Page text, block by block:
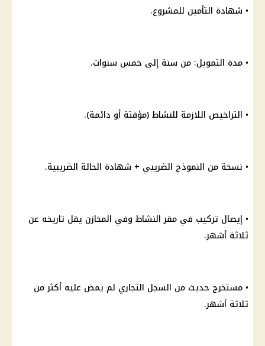
• شهادة التأمين للمشروع.
• مدة التمويل: من سنة إلى خمس سنوات.
• التراخيص اللازمة للنشاط (مؤقتة أو دائمة).
• نسخة من النموذج الضريبي + شهادة الحالة الضريبية.
• إيصال تركيب في مقر النشاط وفي المخازن يقل تاريخه عن
ثلاثة أشهر.
• مستخرج حديث من السجل التجاري لم يمض عليه أكثر من
ثلاثة أشهر.